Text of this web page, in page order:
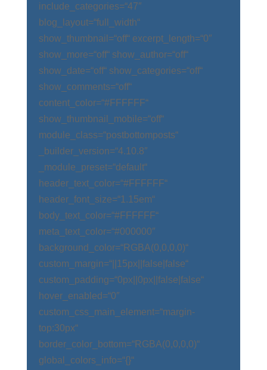
include_categories=“47″
blog_layout=“full_width“
show_thumbnail=“off“ excerpt_length=“0″
show_more=“off“ show_author=“off“
show_date=“off“ show_categories=“off“
show_comments=“off“
content_color=“#FFFFFF“
show_thumbnail_mobile=“off“
module_class=“postbottomposts“
_builder_version=“4.10.8″
_module_preset=“default“
header_text_color=“#FFFFFF“
header_font_size=“1.15em“
body_text_color=“#FFFFFF“
meta_text_color=“#000000″
background_color=“RGBA(0,0,0,0)“
custom_margin=“||15px||false|false“
custom_padding=“0px||0px||false|false“
hover_enabled=“0″
custom_css_main_element=“margin-
top:30px“
border_color_bottom=“RGBA(0,0,0,0)“
global_colors_info=“{}“